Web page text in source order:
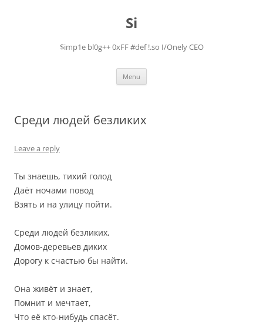
Si
$imp1e bl0g++ 0xFF #def !.so I/Onely CEO
Menu
Среди людей безликих
Leave a reply
Ты знаешь, тихий голод
Даёт ночами повод
Взять и на улицу пойти.
Среди людей безликих,
Домов-деревьев диких
Дорогу к счастью бы найти.
Она живёт и знает,
Помнит и мечтает,
Что её кто-нибудь спасёт.